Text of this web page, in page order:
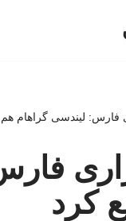
فارس: لیندسی گراهام هم
کرد